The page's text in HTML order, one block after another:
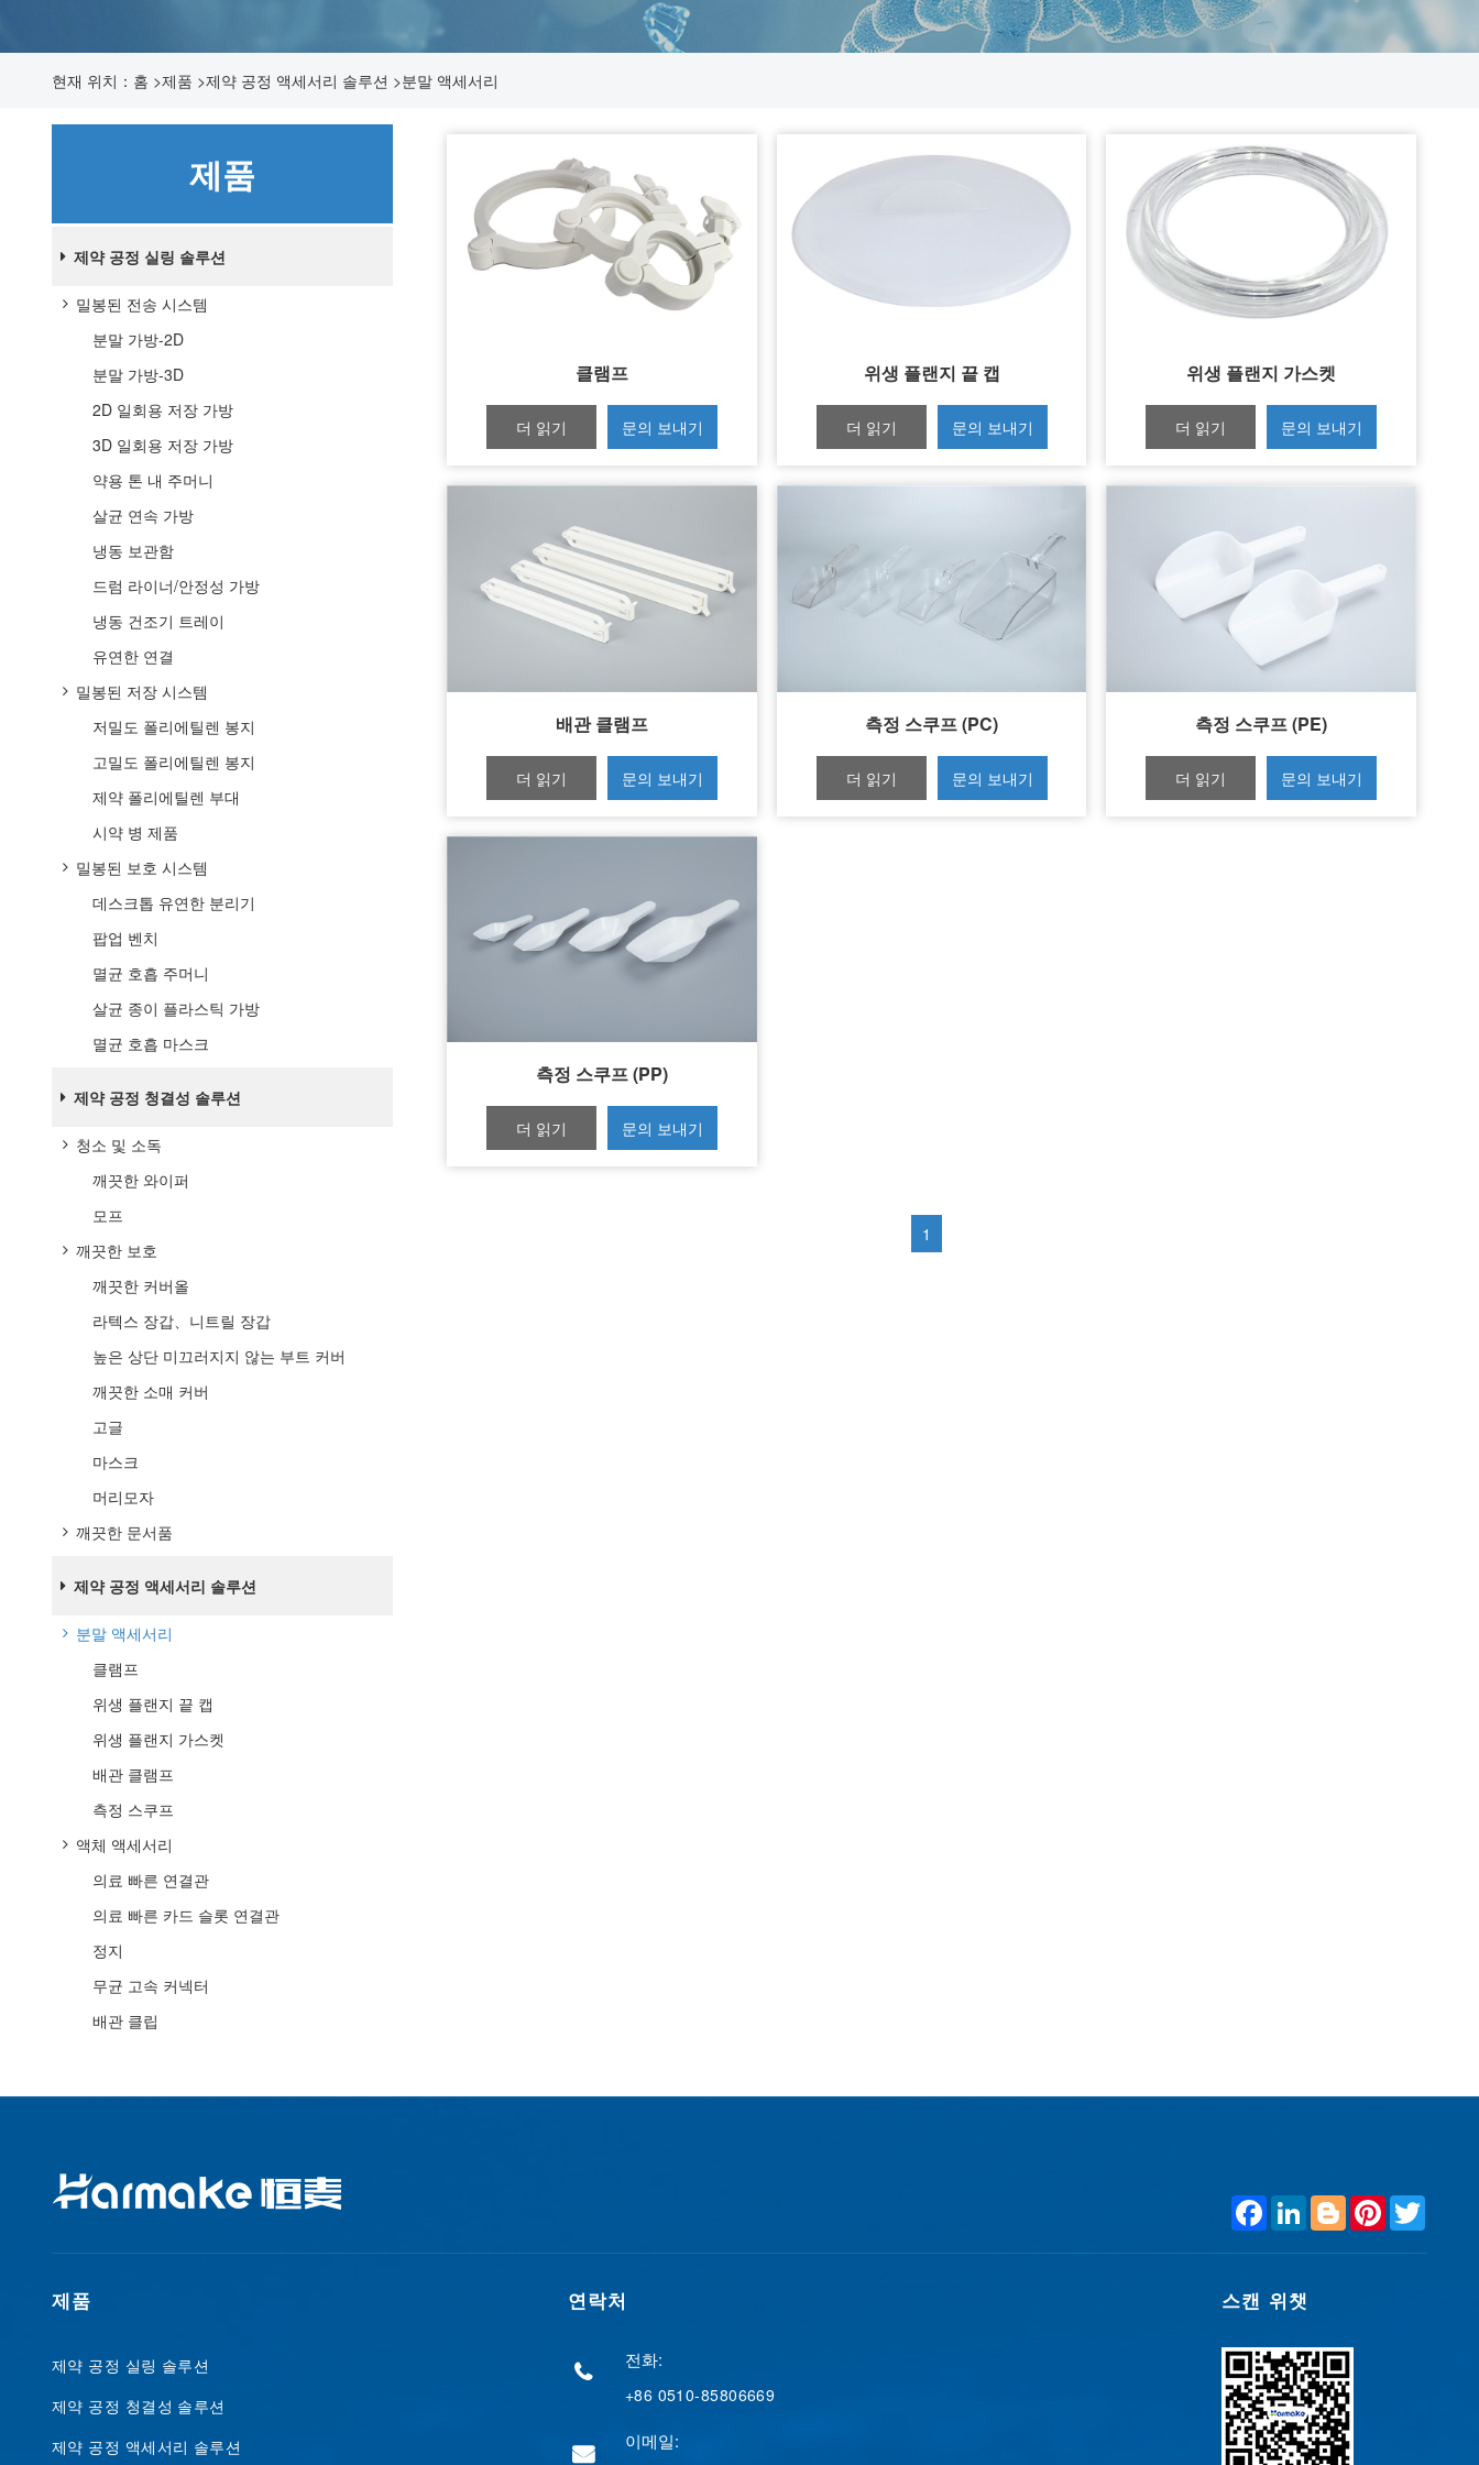
현재 위치： 홈 >제품 >제약 공정 액세서리 솔루션 >분말 액세서리
제품
제약 공정 실링 솔루션
밀봉된 전송 시스템
분말 가방-2D
분말 가방-3D
2D 일회용 저장 가방
3D 일회용 저장 가방
약용 톤 내 주머니
살균 연속 가방
냉동 보관함
드럼 라이너/안정성 가방
냉동 건조기 트레이
유연한 연결
밀봉된 저장 시스템
저밀도 폴리에틸렌 봉지
고밀도 폴리에틸렌 봉지
제약 폴리에틸렌 부대
시약 병 제품
밀봉된 보호 시스템
데스크톱 유연한 분리기
팝업 벤치
멸균 호흡 주머니
살균 종이 플라스틱 가방
멸균 호흡 마스크
제약 공정 청결성 솔루션
청소 및 소독
깨끗한 와이퍼
모프
깨끗한 보호
깨끗한 커버올
라텍스 장갑、니트릴 장갑
높은 상단 미끄러지지 않는 부트 커버
깨끗한 소매 커버
고글
마스크
머리모자
깨끗한 문서품
제약 공정 액세서리 솔루션
분말 액세서리
클램프
위생 플랜지 끝 캡
위생 플랜지 가스켓
배관 클램프
측정 스쿠프
액체 액세서리
의료 빠른 연결관
의료 빠른 카드 슬롯 연결관
정지
무균 고속 커넥터
배관 클립
클램프
더 읽기 문의 보내기
위생 플랜지 끝 캡
더 읽기 문의 보내기
위생 플랜지 가스켓
더 읽기 문의 보내기
배관 클램프
더 읽기 문의 보내기
측정 스쿠프 (PC)
더 읽기 문의 보내기
측정 스쿠프 (PE)
더 읽기 문의 보내기
측정 스쿠프 (PP)
더 읽기 문의 보내기
1
F
e
o
o
L
k
B
g
P
t
t
제품
제약 공정 실링 솔루션
제약 공정 청결성 솔루션
제약 공정 액세서리 솔루션
연락처
전화:
+86 0510-85806669
이메일:
스캔 위챗